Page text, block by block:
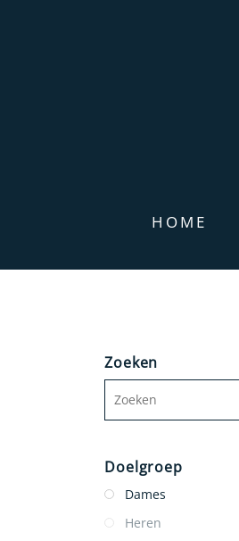
HOME
Zoeken
Doelgroep
Dames
Heren